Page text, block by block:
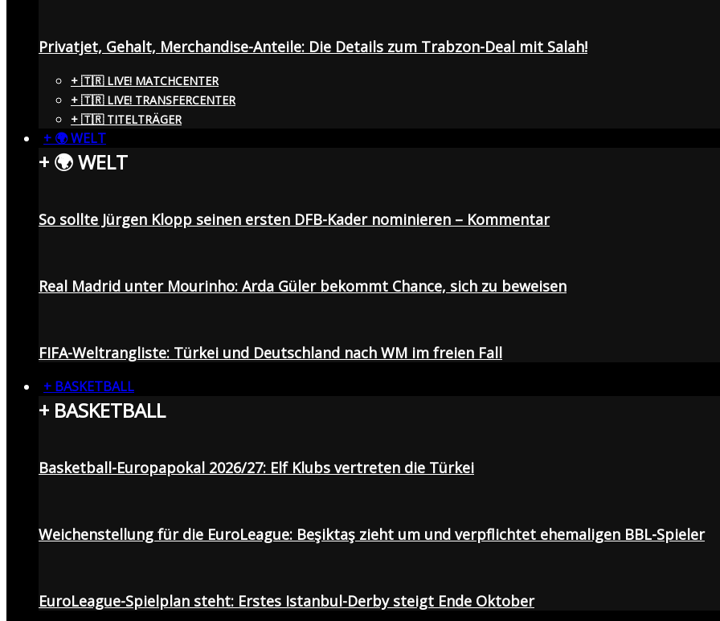
Privatjet, Gehalt, Merchandise-Anteile: Die Details zum Trabzon-Deal mit Salah!
+ 🇹🇷 LIVE! MATCHCENTER
+ 🇹🇷 LIVE! TRANSFERCENTER
+ 🇹🇷 TITELTRÄGER
+ 🌍 WELT
+ 🌍 WELT
So sollte Jürgen Klopp seinen ersten DFB-Kader nominieren – Kommentar
Real Madrid unter Mourinho: Arda Güler bekommt Chance, sich zu beweisen
FIFA-Weltrangliste: Türkei und Deutschland nach WM im freien Fall
+ BASKETBALL
+ BASKETBALL
Basketball-Europapokal 2026/27: Elf Klubs vertreten die Türkei
Weichenstellung für die EuroLeague: Beşiktaş zieht um und verpflichtet ehemaligen BBL-Spieler
EuroLeague-Spielplan steht: Erstes Istanbul-Derby steigt Ende Oktober